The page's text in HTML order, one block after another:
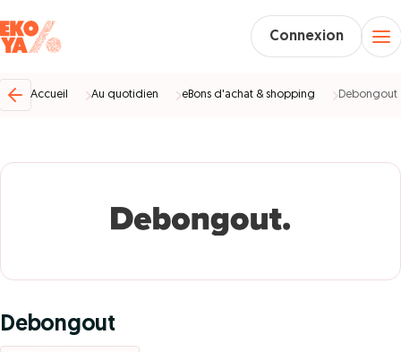
Connexion
Accueil Au quotidien eBons d'achat & shopping Debongout
Debongout